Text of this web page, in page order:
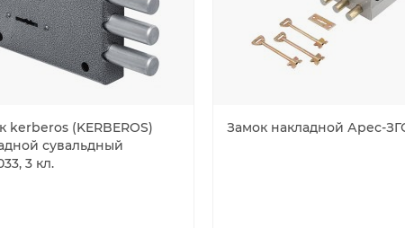
kerberos (KERBEROS)
сувальдный
3 кл.
Замок накладной Арес-